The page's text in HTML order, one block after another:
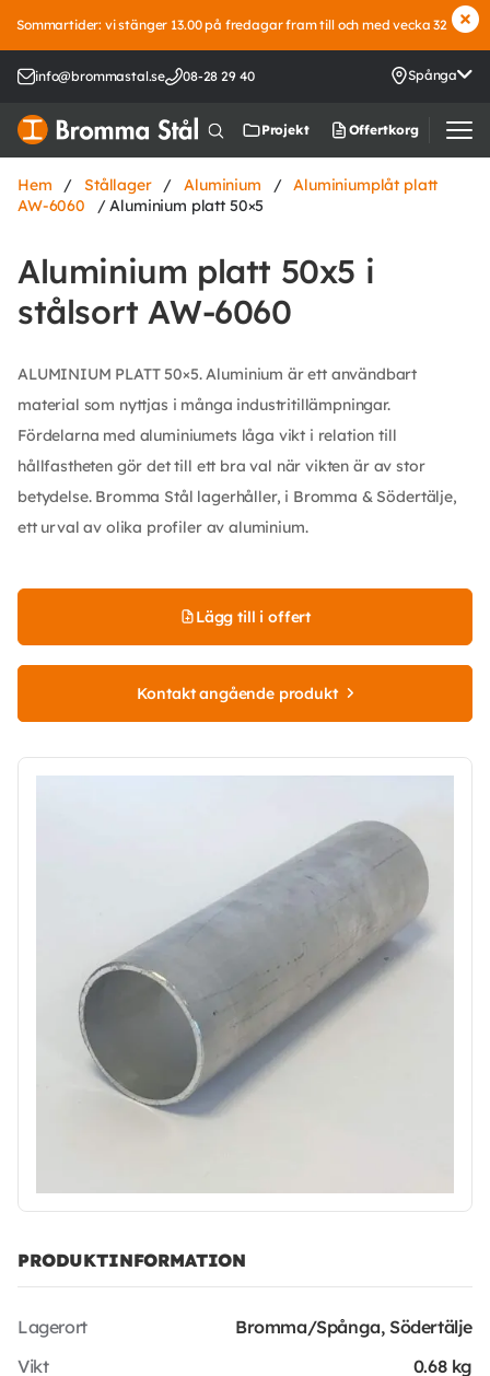
Sommartider: vi stänger 13.00 på fredagar fram till och med vecka 32
info@brommastal.se 08-28 29 40 Spånga
Projekt Offertkorg
Hem / Stållager / Aluminium /
Aluminiumplåt platt
AW-6060
/ Aluminium platt 50×5
Aluminium platt 50x5 i
stålsort AW-6060
ALUMINIUM PLATT 50×5. Aluminium är ett användbart
material som nyttjas i många industritillämpningar.
Fördelarna med aluminiumets låga vikt i relation till
hållfastheten gör det till ett bra val när vikten är av stor
betydelse. Bromma Stål lagerhåller, i Bromma & Södertälje,
ett urval av olika profiler av aluminium.
Lägg till i offert
Kontakt angående produkt
PRODUKTINFORMATION
Lagerort
Bromma/Spånga, Södertälje
Vikt
0.68 kg